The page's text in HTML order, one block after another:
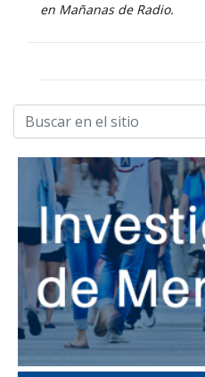
en Mañanas de Radio.